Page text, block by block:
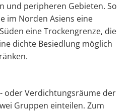
und peripheren Gebieten. So
im Norden Asiens eine
eine Trockengrenze, die
dichte Besiedlung möglich
oder Verdichtungsräume der
Gruppen einteilen. Zum